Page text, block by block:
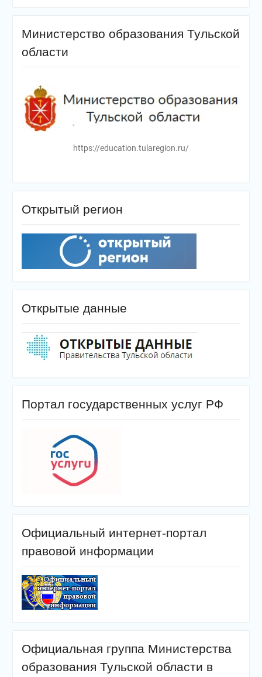
Министерство образования Тульской
области
https://education.tularegion.ru/
Открытый регион
Открытые данные
Портал государственных услуг РФ
Официальный интернет-портал
правовой информации
Официальная группа Министерства
образования Тульской области в